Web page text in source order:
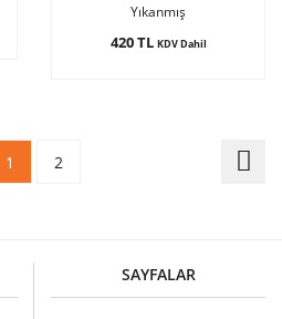
Yıkanmış
420 TL KDV Dahil
1 2
SAYFALAR